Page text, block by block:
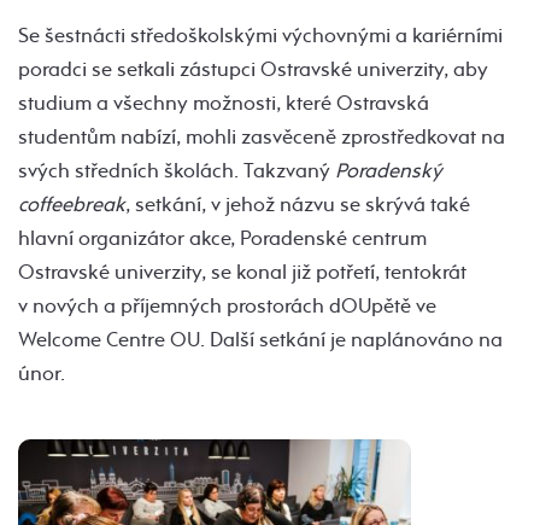
Se šestnácti středoškolskými výchovnými a kariérními
poradci se setkali zástupci Ostravské univerzity, aby
studium a všechny možnosti, které Ostravská
studentům nabízí, mohli zasvěceně zprostředkovat na
svých středních školách. Takzvaný Poradenský
coffeebreak, setkání, v jehož názvu se skrývá také
hlavní organizátor akce, Poradenské centrum
Ostravské univerzity, se konal již potřetí, tentokrát
v nových a příjemných prostorách dOUpětě ve
Welcome Centre OU. Další setkání je naplánováno na
únor.